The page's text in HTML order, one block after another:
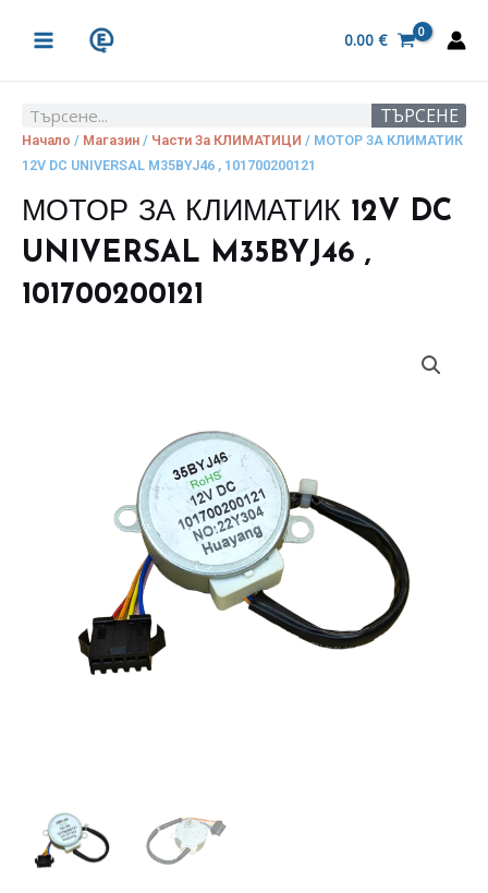
MENU
0.00 €
Search ТЪРСЕНЕ
Начало / Магазин / Части За КЛИМАТИЦИ / МОТОР ЗА КЛИМАТИК
12V DC UNIVERSAL M35BYJ46 , 101700200121
МОТОР ЗА КЛИМАТИК 12V DC
UNIVERSAL M35BYJ46 ,
101700200121